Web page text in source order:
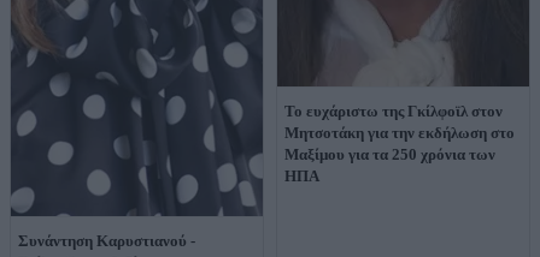
Συνάντηση Καρυστιανού -
Το ευχάριστω της Γκίλφοϊλ στον
Μητσοτάκη για την εκδήλωση στο
Μαξίμου για τα 250 χρόνια των
ΗΠΑ